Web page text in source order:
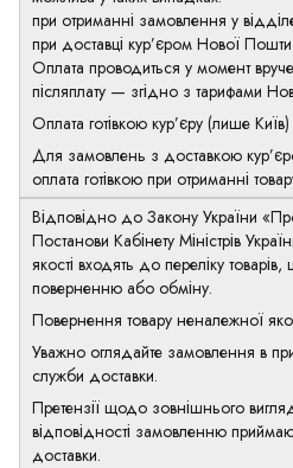
при отриманні замовлення у
при доставці кур’єром Нової
Оплата проводиться у момент
післяплату — згідно з тарифами
Оплата готівкою кур’єру (лише Київ)
Для замовлень з доставкою
оплата готівкою при отриманні
Відповідно до Закону України
Постанови Кабінету Міністрів
якості входять до переліку
поверненню або обміну.
Повернення товару неналежної
Уважно оглядайте замовлення в
служби доставки.
Претензії щодо зовнішнього
відповідності замовленню
доставки.